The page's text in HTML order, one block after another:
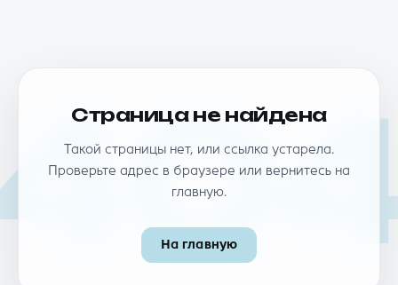
Страница не найдена
Такой страницы нет, или ссылка устарела.
Проверьте адрес в браузере или вернитесь на
главную.
На главную